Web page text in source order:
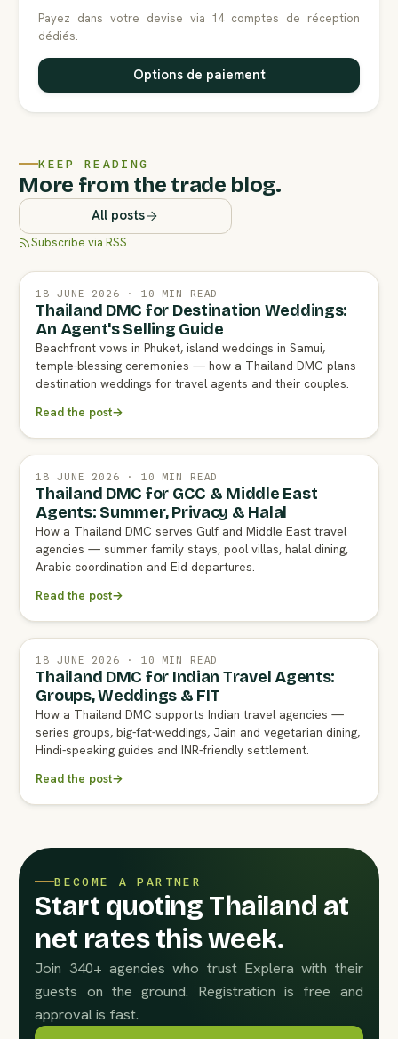
Payez dans votre devise via 14 comptes de réception
dédiés.
Options de paiement
KEEP READING
More from the trade blog.
All posts
Subscribe via RSS
18 JUNE 2026 · 10 MIN READ
Thailand DMC for Destination Weddings:
An Agent's Selling Guide
Beachfront vows in Phuket, island weddings in Samui,
temple-blessing ceremonies — how a Thailand DMC plans
destination weddings for travel agents and their couples.
Read the post→
18 JUNE 2026 · 10 MIN READ
Thailand DMC for GCC & Middle East
Agents: Summer, Privacy & Halal
How a Thailand DMC serves Gulf and Middle East travel
agencies — summer family stays, pool villas, halal dining,
Arabic coordination and Eid departures.
Read the post→
18 JUNE 2026 · 10 MIN READ
Thailand DMC for Indian Travel Agents:
Groups, Weddings & FIT
How a Thailand DMC supports Indian travel agencies —
series groups, big-fat-weddings, Jain and vegetarian dining,
Hindi-speaking guides and INR-friendly settlement.
Read the post→
BECOME A PARTNER
Start quoting Thailand at
net rates this week.
Join 340+ agencies who trust Explera with their
guests on the ground. Registration is free and
approval is fast.